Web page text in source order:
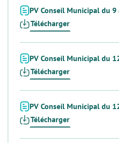
PV Conseil Municipal du
Télécharger
PV Conseil Municipal du
Télécharger
PV Conseil Municipal du
Télécharger